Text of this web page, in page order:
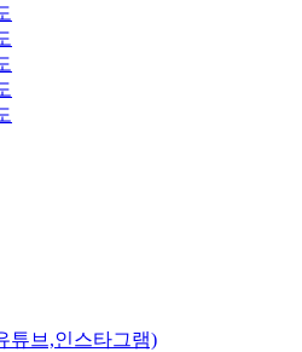
튜브,인스타그램)